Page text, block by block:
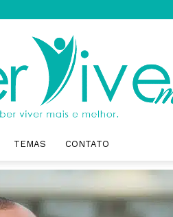
Saber
TEMAS CONTATO